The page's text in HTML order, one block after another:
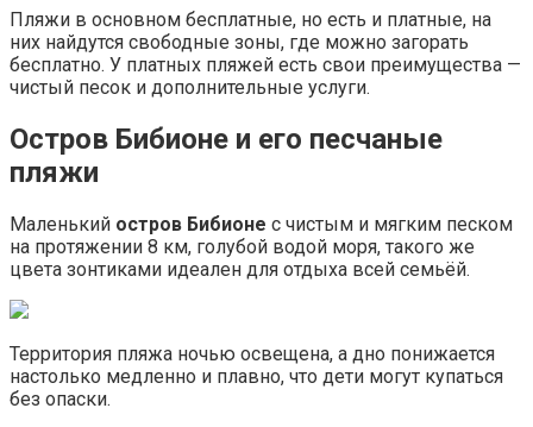
Пляжи в основном бесплатные, но есть и платные, на
них найдутся свободные зоны, где можно загорать
бесплатно. У платных пляжей есть свои преимущества —
чистый песок и дополнительные услуги.
Остров Бибионе и его песчаные
пляжи
Маленький остров Бибионе с чистым и мягким песком
на протяжении 8 км, голубой водой моря, такого же
цвета зонтиками идеален для отдыха всей семьёй.
Территория пляжа ночью освещена, а дно понижается
настолько медленно и плавно, что дети могут купаться
без опаски.